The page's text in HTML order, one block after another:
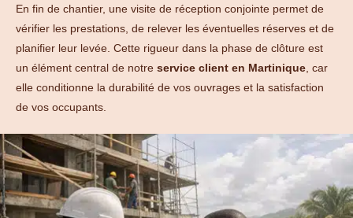
En fin de chantier, une visite de réception conjointe permet de
vérifier les prestations, de relever les éventuelles réserves et de
planifier leur levée. Cette rigueur dans la phase de clôture est
un élément central de notre service client en Martinique , car
elle conditionne la durabilité de vos ouvrages et la satisfaction
de vos occupants.